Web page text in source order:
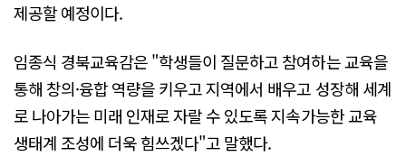
제공할 예정이다.
임종식 경북교육감은 "학생들이 질문하고 참여하는 교육을
통해 창의·융합 역량을 키우고 지역에서 배우고 성장해 세계
로 나아가는 미래 인재로 자랄 수 있도록 지속가능한 교육
생태계 조성에 더욱 힘쓰겠다"고 말했다.